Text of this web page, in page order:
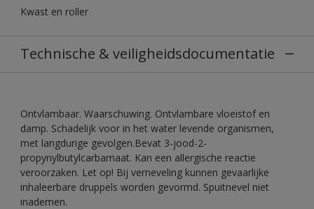
Kwast en roller
Technische & veiligheidsdocumentatie
Ontvlambaar. Waarschuwing. Ontvlambare vloeistof en
damp. Schadelijk voor in het water levende organismen,
met langdurige gevolgen.Bevat 3-jood-2-
propynylbutylcarbamaat. Kan een allergische reactie
veroorzaken. Let op! Bij verneveling kunnen gevaarlijke
inhaleerbare druppels worden gevormd. Spuitnevel niet
inademen.